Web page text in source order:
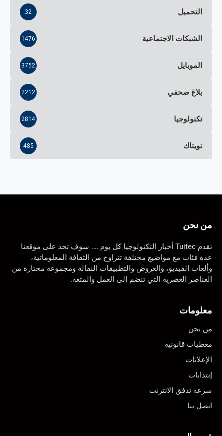
التحميل 32
الشبكات الاجتماعية 1476
الموبايل 3752
بلاغ صحفي 2212
تكنولوجيا 2814
تويتاك 485
من نحن
تقدم Tuitec أخبار التكنولوجيا كل يوم …. سوف تجد على موقعنا
عدة فئات مع مواضيع مختلفة تتراوح من الثقافة المعلوماتية،
وألعاب الفيديو، والعروض والتطبيقات النقالة ومجموعة مختارة من
العناصر العصرية التي تنضم إلى العمل والمتعة.
معلومات
من نحن
معطيات قانونية
الإعلانات
إنتدابات
سرعة تدفق الانترنت
اتصل بنا